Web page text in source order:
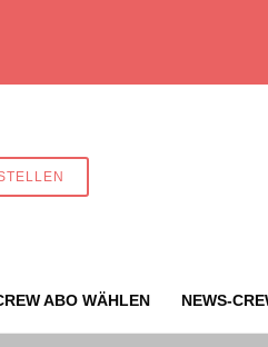
ABO WÄHLEN NEWS-